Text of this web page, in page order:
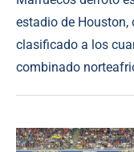
estadio de Houston,
clasificado a los
combinado